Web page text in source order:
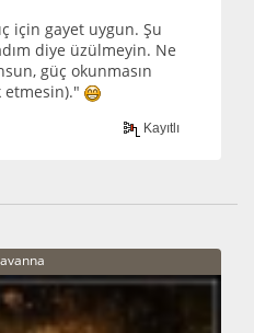
için gayet uygun. Şu
diye üzülmeyin. Ne
güç okunmasın
etmesin)."
Kayıtlı